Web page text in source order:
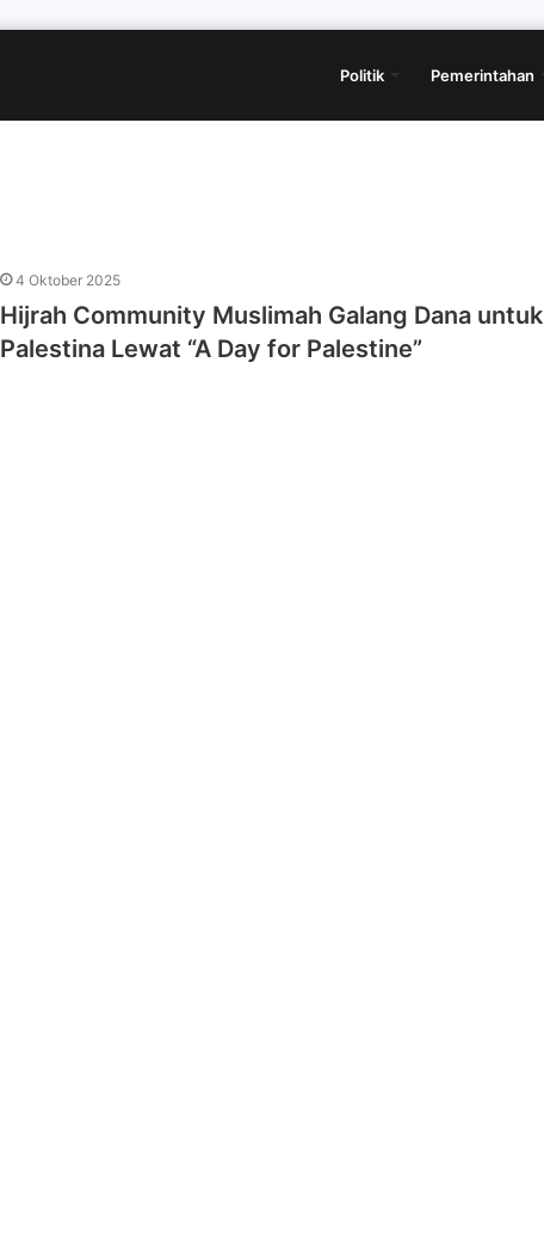
Politik Pemerintahan
4 Oktober 2025
Hijrah Community Muslimah Galang Dana untuk
Palestina Lewat “A Day for Palestine”